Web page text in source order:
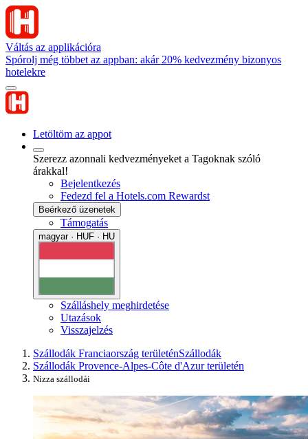
Váltás az applikációra
Spórolj még többet az appban: akár 20% kedvezmény bizonyos
hotelekre
Letöltöm az appot
Szerezz azonnali kedvezményeket a Tagoknak szóló
árakkal!
Bejelentkezés
Fedezd fel a Hotels.com Rewardst
Beérkező üzenetek
Támogatás
magyar · HUF · HU
Szálláshely meghirdetése
Utazások
Visszajelzés
Szállodák Franciaország területénSzállodák
Szállodák Provence-Alpes-Côte d'Azur területén
Nizza szállodái